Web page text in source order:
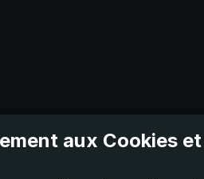
aux Cookies